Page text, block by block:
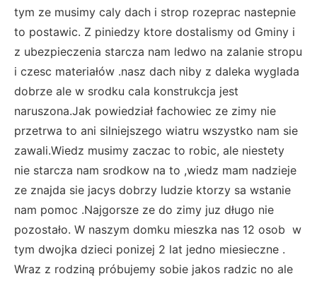
tym ze musimy caly dach i strop rozeprac nastepnie
to postawic. Z piniedzy ktore dostalismy od Gminy i
z ubezpieczenia starcza nam ledwo na zalanie stropu
i czesc materiałów .nasz dach niby z daleka wyglada
dobrze ale w srodku cala konstrukcja jest
naruszona.Jak powiedział fachowiec ze zimy nie
przetrwa to ani silniejszego wiatru wszystko nam sie
zawali.Wiedz musimy zaczac to robic, ale niestety
nie starcza nam srodkow na to ,wiedz mam nadzieje
ze znajda sie jacys dobrzy ludzie ktorzy sa wstanie
nam pomoc .Najgorsze ze do zimy juz długo nie
pozostało. W naszym domku mieszka nas 12 osob w
tym dwojka dzieci ponizej 2 lat jedno miesieczne .
Wraz z rodziną próbujemy sobie jakos radzic no ale